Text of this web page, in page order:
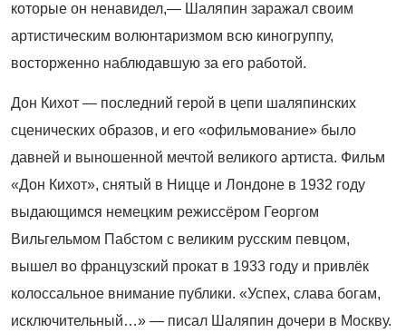
которые он ненавидел,— Шаляпин заражал своим
артистическим волюнтаризмом всю киногруппу,
восторженно наблюдавшую за его работой.
Дон Кихот — последний герой в цепи шаляпинских
сценических образов, и его «офильмование» было
давней и выношенной мечтой великого артиста. Фильм
«Дон Кихот», снятый в Ницце и Лондоне в 1932 году
выдающимся немецким режиссёром Георгом
Вильгельмом Пабстом с великим русским певцом,
вышел во французский прокат в 1933 году и привлёк
колоссальное внимание публики. «Успех, слава богам,
исключительный…» — писал Шаляпин дочери в Москву.